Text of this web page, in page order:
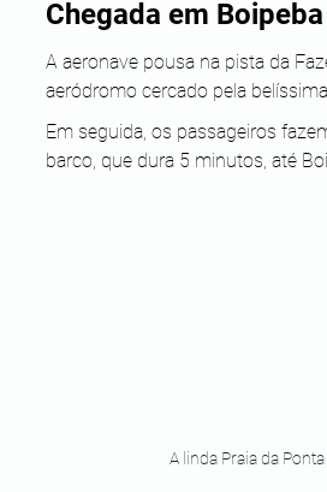
Chegada em Boipeba
A aeronave pousa na pista da
aeródromo cercado pela
Em seguida, os passageiros
barco, que dura 5 minutos, até
A linda Praia da